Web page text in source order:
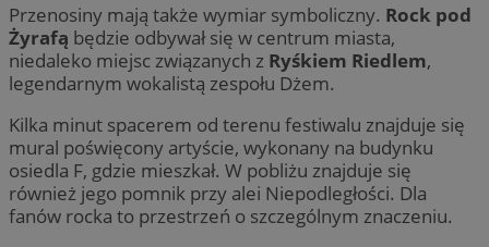
Przenosiny mają także wymiar symboliczny. Rock pod
Żyrafą będzie odbywał się w centrum miasta,
niedaleko miejsc związanych z Ryśkiem Riedlem,
legendarnym wokalistą zespołu Dżem.
Kilka minut spacerem od terenu festiwalu znajduje się
mural poświęcony artyście, wykonany na budynku
osiedla F, gdzie mieszkał. W pobliżu znajduje się
również jego pomnik przy alei Niepodległości. Dla
fanów rocka to przestrzeń o szczególnym znaczeniu.